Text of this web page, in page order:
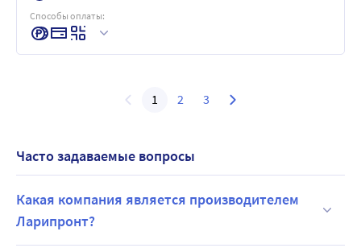
Способы оплаты:
1 2 3
Часто задаваемые вопросы
Какая компания является производителем
Ларипронт?